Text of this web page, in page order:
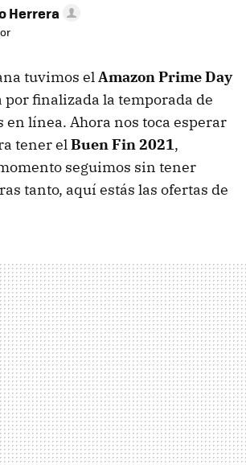
Herrera
tuvimos elAmazon Prime Day
por finalizada la temporada de
en línea. Ahora nos toca esperar
tener elBuen Fin 2021,
seguimos sin tener
tanto, aquí estás las ofertas de